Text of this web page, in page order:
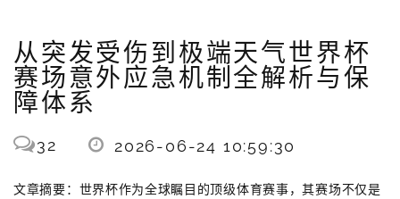
从突发受伤到极端天气世界杯
赛场意外应急机制全解析与保
障体系
32 2026-06-24 10:59:30
文章摘要：世界杯作为全球瞩目的顶级体育赛事，其赛场不仅是